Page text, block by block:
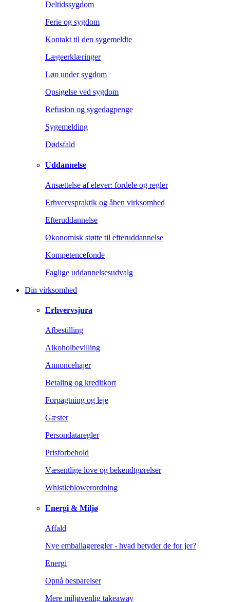
Deltidssygdom
Ferie og sygdom
Kontakt til den sygemeldte
Lægeerklæringer
Løn under sygdom
Opsigelse ved sygdom
Refusion og sygedagpenge
Sygemelding
Dødsfald
Uddannelse
Ansættelse af elever: fordele og regler
Erhvervspraktik og åben virksomhed
Efteruddannelse
Økonomisk støtte til efteruddannelse
Kompetencefonde
Faglige uddannelsesudvalg
Din virksomhed
Erhvervsjura
Afbestilling
Alkoholbevilling
Annoncehajer
Betaling og kreditkort
Forpagtning og leje
Gæster
Persondataregler
Prisforbehold
Væsentlige love og bekendtgørelser
Whistleblowerordning
Energi & Miljø
Affald
Nye emballageregler - hvad betyder de for jer?
Energi
Opnå besparelser
Mere miljøvenlig takeaway